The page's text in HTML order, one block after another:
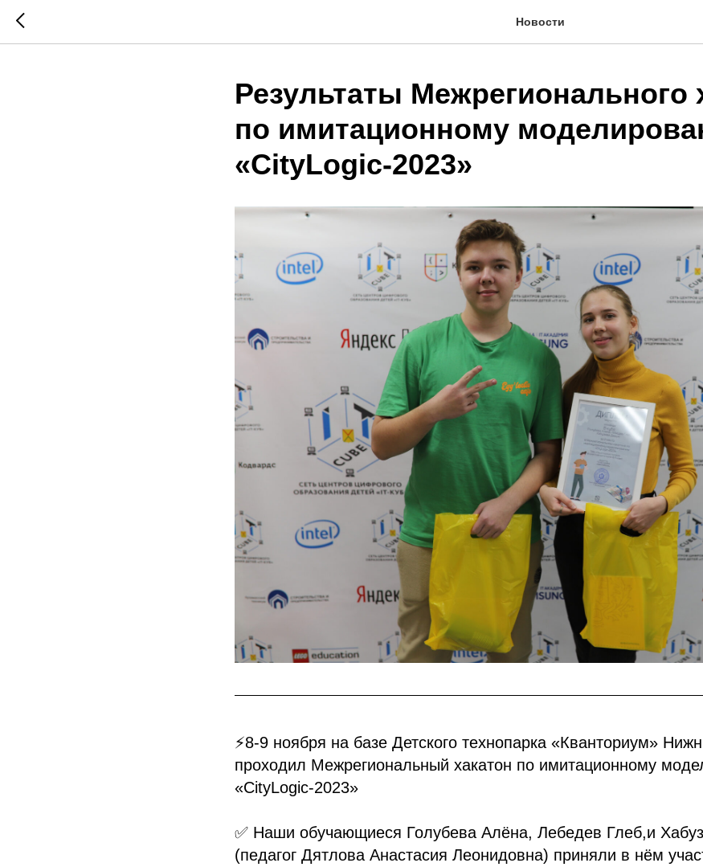
Новости
Результаты Межрегионального
по имитационному
«CityLogic-2023»
⚡8-9 ноября на базе Детского технопарка «Кванториум»
проходил Межрегиональный хакатон по имитационному
«CityLogic-2023»
✅ Наши обучающиеся Голубева Алёна, Лебедев Глеб,и
(педагог Дятлова Анастасия Леонидовна) приняли в нём